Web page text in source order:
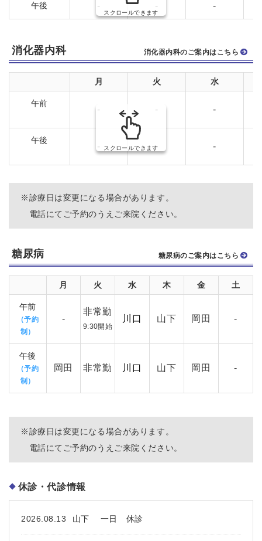
2026.09.15 武田 午前 休診
2026.09.17 小久保 午前 休診
中原 午後 休診
相澤 午後 休診
2026.10.23 相澤 午後 休診
2026.11.14 板橋 午前 休診
午後 - - -
スクロールできます
消化器内科 消化器内科のご案内はこちら
月 火 水
午前
- - -
午後
- - -
スクロールできます
※診療日は変更になる場合があります。
電話にてご予約のうえご来院ください。
糖尿病 糖尿病のご案内はこちら
月 火 水 木 金 土
午前
（予約
制）
-
非常勤
9:30開始
川口 山下 岡田 -
午後
（予約
制）
岡田 非常勤 川口 山下 岡田 -
※診療日は変更になる場合があります。
電話にてご予約のうえご来院ください。
休診・代診情報
2026.08.13 山下 一日 休診